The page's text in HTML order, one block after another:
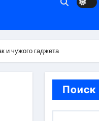
и чужого гаджета
Поиск